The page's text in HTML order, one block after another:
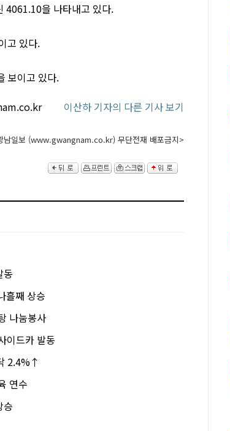
4061.10을 나타내고 있다.
고 있다.
보이고 있다.
이산하 기자의 다른 기사 보기
일보 (www.gwangnam.co.kr) 무단전재 배포금지>
동
흘째 상승
나눔봉사
이드카 발동
2.4%↑
연수
승